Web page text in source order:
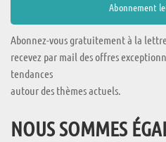
Abonnez-vous gratuitement à la
recevez par mail des offres
tendances
autour des thèmes actuels.
NOUS SOMMES